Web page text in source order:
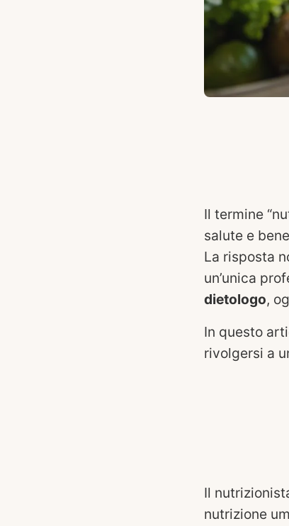
Il termine
salute e
La risposta
un’unica
dietologo,
In questo
rivolgersi a
Il
nutrizione